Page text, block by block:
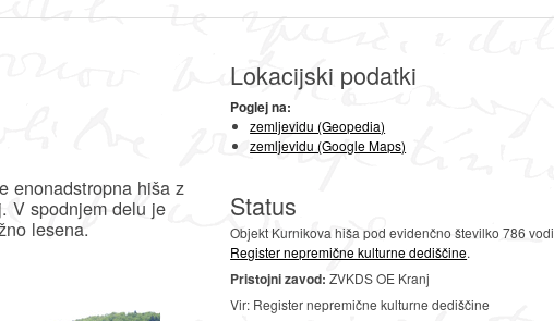
enonadstropna hiša z
V spodnjem delu je
lesena.
Lokacijski podatki
Poglej na:
zemljevidu (Geopedia)
zemljevidu (Google Maps)
Status
Objekt Kurnikova hiša pod evidenčno številko 786 vodi
Register nepremične kulturne dediščine.
Pristojni zavod: ZVKDS OE Kranj
Vir: Register nepremične kulturne dediščine